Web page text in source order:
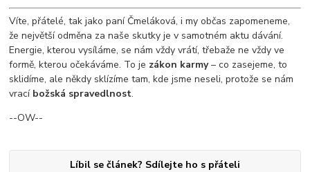
Víte, přátelé, tak jako paní Čmeláková, i my občas zapomeneme,
že největší odměna za naše skutky je v samotném aktu dávání.
Energie, kterou vysíláme, se nám vždy vrátí, třebaže ne vždy ve
formě, kterou očekáváme. To je zákon karmy– co zasejeme, to
sklidíme, ale někdy sklízíme tam, kde jsme neseli, protože se nám
vrací božská spravedlnost.
--OW--
Líbil se článek? Sdílejte ho s přáteli